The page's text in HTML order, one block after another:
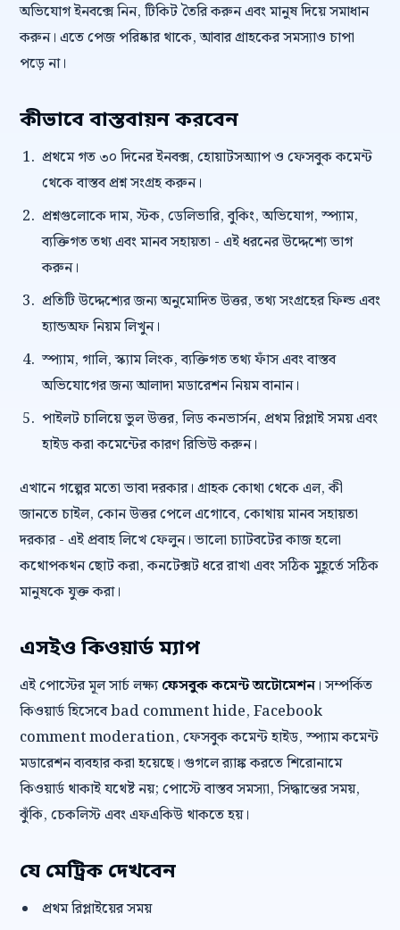
অভিযোগ ইনবক্সে নিন, টিকিট তৈরি করুন এবং মানুষ দিয়ে সমাধান
করুন। এতে পেজ পরিষ্কার থাকে, আবার গ্রাহকের সমস্যাও চাপা
পড়ে না।
কীভাবে বাস্তবায়ন করবেন
প্রথমে গত ৩০ দিনের ইনবক্স, হোয়াটসঅ্যাপ ও ফেসবুক কমেন্ট
থেকে বাস্তব প্রশ্ন সংগ্রহ করুন।
প্রশ্নগুলোকে দাম, স্টক, ডেলিভারি, বুকিং, অভিযোগ, স্প্যাম,
ব্যক্তিগত তথ্য এবং মানব সহায়তা - এই ধরনের উদ্দেশ্যে ভাগ
করুন।
প্রতিটি উদ্দেশ্যের জন্য অনুমোদিত উত্তর, তথ্য সংগ্রহের ফিল্ড এবং
হ্যান্ডঅফ নিয়ম লিখুন।
স্প্যাম, গালি, স্ক্যাম লিংক, ব্যক্তিগত তথ্য ফাঁস এবং বাস্তব
অভিযোগের জন্য আলাদা মডারেশন নিয়ম বানান।
পাইলট চালিয়ে ভুল উত্তর, লিড কনভার্সন, প্রথম রিপ্লাই সময় এবং
হাইড করা কমেন্টের কারণ রিভিউ করুন।
এখানে গল্পের মতো ভাবা দরকার। গ্রাহক কোথা থেকে এল, কী
জানতে চাইল, কোন উত্তর পেলে এগোবে, কোথায় মানব সহায়তা
দরকার - এই প্রবাহ লিখে ফেলুন। ভালো চ্যাটবটের কাজ হলো
কথোপকথন ছোট করা, কনটেক্সট ধরে রাখা এবং সঠিক মুহূর্তে সঠিক
মানুষকে যুক্ত করা।
এসইও কিওয়ার্ড ম্যাপ
এই পোস্টের মূল সার্চ লক্ষ্যফেসবুক কমেন্ট অটোমেশন। সম্পর্কিত
কিওয়ার্ড হিসেবে bad comment hide, Facebook
comment moderation, ফেসবুক কমেন্ট হাইড, স্প্যাম কমেন্ট
মডারেশন ব্যবহার করা হয়েছে। গুগলে র‍্যাঙ্ক করতে শিরোনামে
কিওয়ার্ড থাকাই যথেষ্ট নয়; পোস্টে বাস্তব সমস্যা, সিদ্ধান্তের সময়,
ঝুঁকি, চেকলিস্ট এবং এফএকিউ থাকতে হয়।
যে মেট্রিক দেখবেন
প্রথম রিপ্লাইয়ের সময়